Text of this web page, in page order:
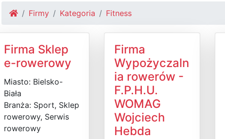
Firmy Kategoria Fitness
Firma Sklep
e-rowerowy
Miasto: Bielsko-
Biała
Branża: Sport, Sklep
rowerowy, Serwis
rowerowy
Firma
Wypożyczaln
ia rowerów -
F.P.H.U.
WOMAG
Wojciech
Hebda